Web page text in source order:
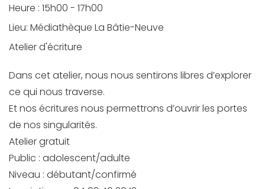
Heure : 15h00 - 17h00
Lieu: Médiathèque La Bâtie-Neuve
Atelier d'écriture
Dans cet atelier, nous nous sentirons libres d’explorer
ce qui nous traverse.
Et nos écritures nous permettrons d’ouvrir les portes
de nos singularités.
Atelier gratuit
Public : adolescent/adulte
Niveau : débutant/confirmé